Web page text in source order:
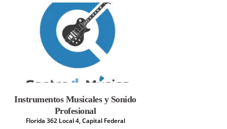
Instrumentos Musicales y Sonido
Profesional
Florida 362 Local 4, Capital Federal